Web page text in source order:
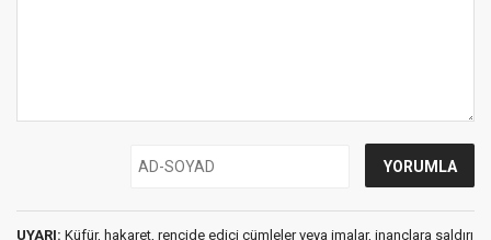
UYARI: Küfür, hakaret, rencide edici cümleler veya imalar, inançlara saldırı